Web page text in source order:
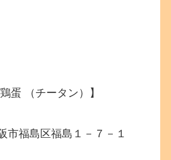
蛋 （チータン）】
福島区福島１－７－１